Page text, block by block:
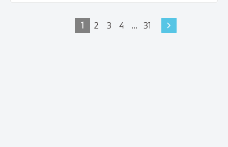
1 2 3 4 ... 31